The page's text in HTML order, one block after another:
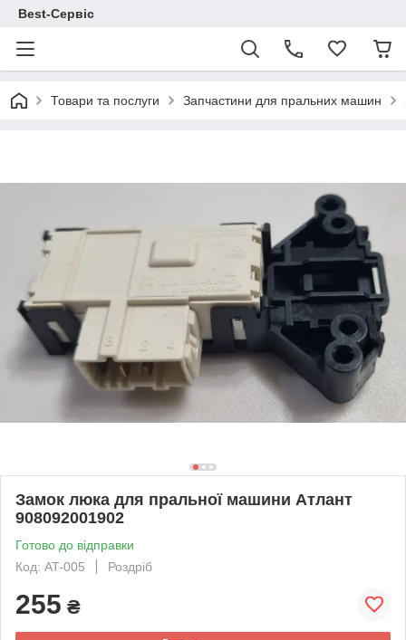
Best-Сервіс
Товари та послуги Запчастини для пральних машин
Замок люка для пральної машини Атлант
908092001902
Готово до відправки
Код: AT-005
Роздріб
255 ₴